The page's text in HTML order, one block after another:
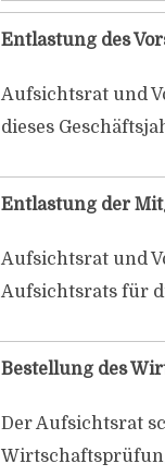
Entlastung des
Aufsichtsrat und
dieses
Entlastung der
Aufsichtsrat und
Aufsichtsrats für
Bestellung des
Der Aufsichtsrat